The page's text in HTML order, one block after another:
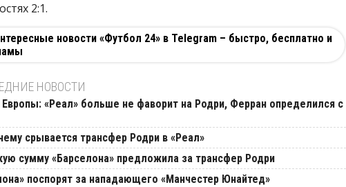
2:1.
новости «Футбол 24» в Telegram – быстро, бесплатно и
НОВОСТИ
«Реал» больше не фаворит на Родри, Ферран определился с
срывается трансфер Родри в «Реал»
сумму «Барселона» предложила за трансфер Родри
поспорят за нападающего «Манчестер Юнайтед»